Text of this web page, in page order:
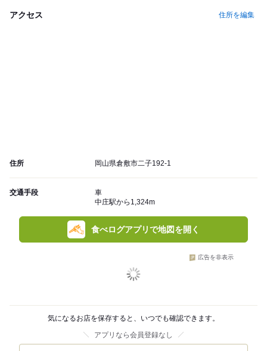
アクセス 住所を編集
住所 岡山県倉敷市二子192-1
交通手段
車
中庄駅から1,324m
食べログアプリで地図を開く
広告を非表示
気になるお店を保存すると、いつでも確認できます。
アプリなら会員登録なし